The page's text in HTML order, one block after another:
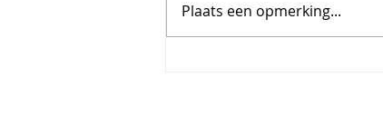
Plaats een opmerking...